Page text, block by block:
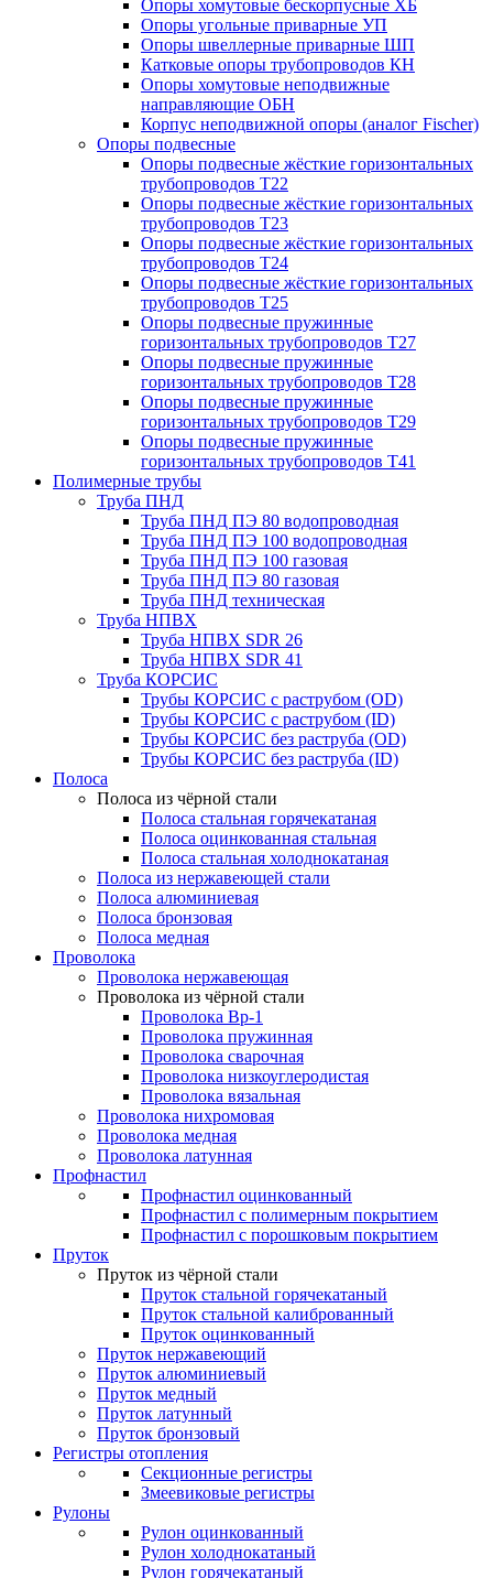
Опоры хомутовые бескорпусные ХБ
Опоры угольные приварные УП
Опоры швеллерные приварные ШП
Катковые опоры трубопроводов КН
Опоры хомутовые неподвижные
направляющие ОБН
Корпус неподвижной опоры (аналог Fischer)
Опоры подвесные
Опоры подвесные жёсткие горизонтальных
трубопроводов Т22
Опоры подвесные жёсткие горизонтальных
трубопроводов Т23
Опоры подвесные жёсткие горизонтальных
трубопроводов Т24
Опоры подвесные жёсткие горизонтальных
трубопроводов Т25
Опоры подвесные пружинные
горизонтальных трубопроводов Т27
Опоры подвесные пружинные
горизонтальных трубопроводов Т28
Опоры подвесные пружинные
горизонтальных трубопроводов Т29
Опоры подвесные пружинные
горизонтальных трубопроводов Т41
Полимерные трубы
Труба ПНД
Труба ПНД ПЭ 80 водопроводная
Труба ПНД ПЭ 100 водопроводная
Труба ПНД ПЭ 100 газовая
Труба ПНД ПЭ 80 газовая
Труба ПНД техническая
Труба НПВХ
Труба НПВХ SDR 26
Труба НПВХ SDR 41
Труба КОРСИС
Трубы КОРСИС с раструбом (OD)
Трубы КОРСИС с раструбом (ID)
Трубы КОРСИС без раструба (OD)
Трубы КОРСИС без раструба (ID)
Полоса
Полоса из чёрной стали
Полоса стальная горячекатаная
Полоса оцинкованная стальная
Полоса стальная холоднокатаная
Полоса из нержавеющей стали
Полоса алюминиевая
Полоса бронзовая
Полоса медная
Проволока
Проволока нержавеющая
Проволока из чёрной стали
Проволока Вр-1
Проволока пружинная
Проволока сварочная
Проволока низкоуглеродистая
Проволока вязальная
Проволока нихромовая
Проволока медная
Проволока латунная
Профнастил
Профнастил оцинкованный
Профнастил с полимерным покрытием
Профнастил с порошковым покрытием
Пруток
Пруток из чёрной стали
Пруток стальной горячекатаный
Пруток стальной калиброванный
Пруток оцинкованный
Пруток нержавеющий
Пруток алюминиевый
Пруток медный
Пруток латунный
Пруток бронзовый
Регистры отопления
Секционные регистры
Змеевиковые регистры
Рулоны
Рулон оцинкованный
Рулон холоднокатаный
Рулон горячекатаный